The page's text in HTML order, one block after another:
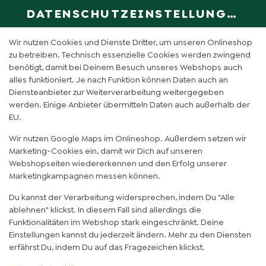
DATENSCHUTZEINSTELLUNGEN
Wir nutzen Cookies und Dienste Dritter, um unseren Onlineshop
zu betreiben. Technisch essenzielle Cookies werden zwingend
benötigt, damit bei Deinem Besuch unseres Webshops auch
alles funktioniert. Je nach Funktion können Daten auch an
Diensteanbieter zur Weiterverarbeitung weitergegeben
werden. Einige Anbieter übermitteln Daten auch außerhalb der
EU.
Wir nutzen Google Maps im Onlineshop. Außerdem setzen wir
Marketing-Cookies ein, damit wir Dich auf unseren
Webshopseiten wiedererkennen und den Erfolg unserer
Marketingkampagnen messen können.
Du kannst der Verarbeitung widersprechen, indem Du "Alle
ablehnen" klickst. In diesem Fall sind allerdings die
Funktionalitäten im Webshop stark eingeschränkt. Deine
Einstellungen kannst du jederzeit ändern. Mehr zu den Diensten
erfährst Du, indem Du auf das Fragezeichen klickst.
DE
GRÜNER GORILLA (0,5L)